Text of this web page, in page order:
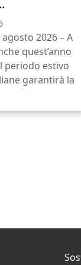
2026 – A
quest’anno
periodo estivo
garantirà la